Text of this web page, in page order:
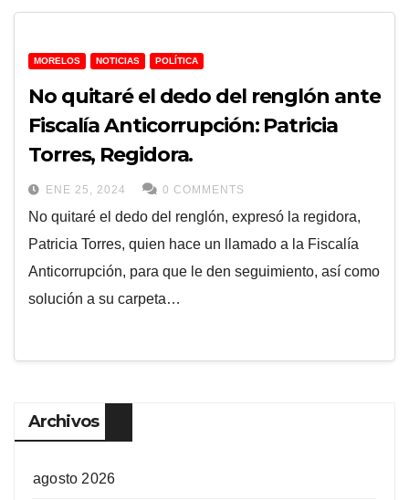
MORELOS NOTICIAS POLÍTICA
No quitaré el dedo del renglón ante
Fiscalía Anticorrupción: Patricia
Torres, Regidora.
ENE 25, 2024 0 COMMENTS
No quitaré el dedo del renglón, expresó la regidora,
Patricia Torres, quien hace un llamado a la Fiscalía
Anticorrupción, para que le den seguimiento, así como
solución a su carpeta…
Archivos
agosto 2026